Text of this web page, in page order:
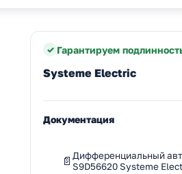
Гарантируем
Systeme Electric
Документация
Дифференциальный
S9D56620 Systeme